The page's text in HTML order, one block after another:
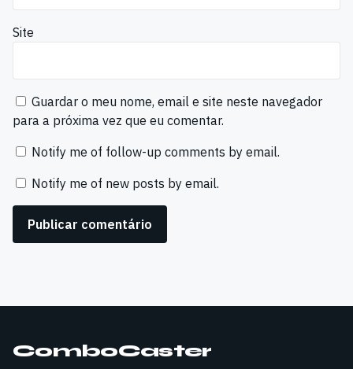
Site
Guardar o meu nome, email e site neste navegador
para a próxima vez que eu comentar.
Notify me of follow-up comments by email.
Notify me of new posts by email.
ComboCaster